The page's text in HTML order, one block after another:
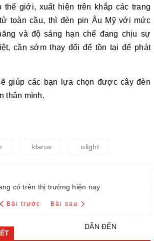
thế giới, xuất hiện trên khắp các trang
toàn cầu, thì đèn pin Âu Mỹ với mức
và độ sáng hạn chế đang chịu sự
cần sớm thay đổi để tồn tại để phát
giúp các bạn lựa chọn được cây đèn
thân mình.
DẪN ĐẾN
klarus olight
có trên thị trường hiện nay
Bài trước Bài sau